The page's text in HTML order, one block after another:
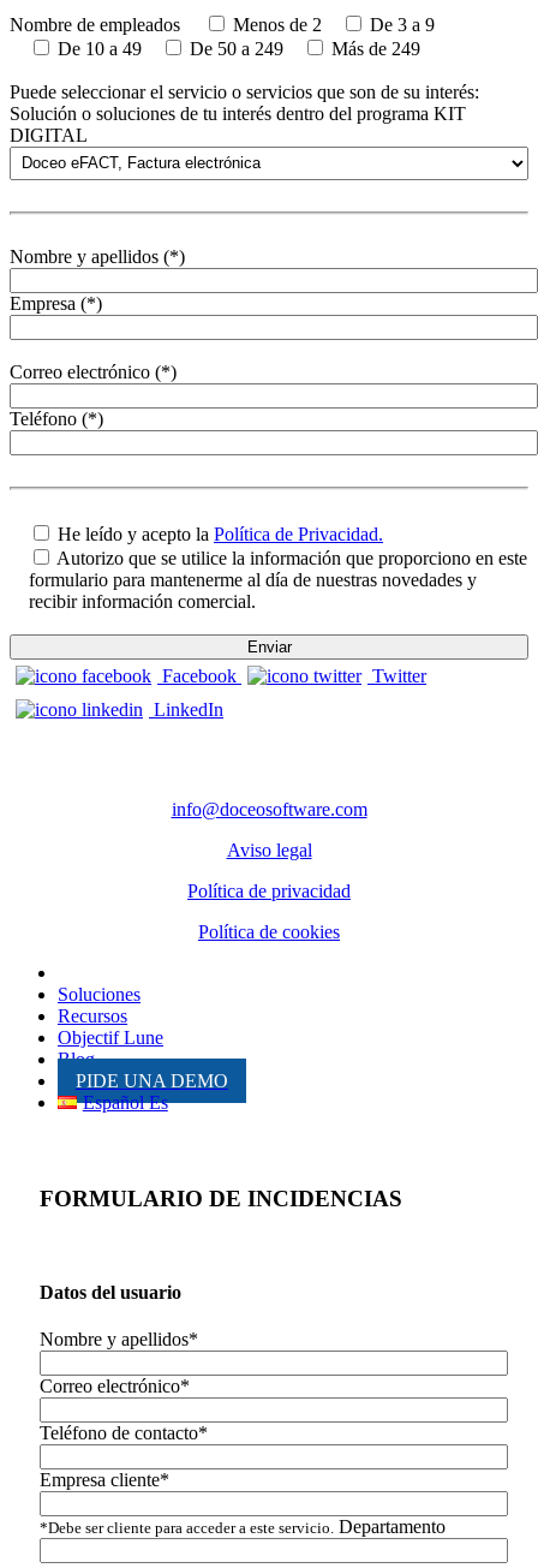
Nombre de empleados Menos de 2
De 3 a 9
De 10 a 49
De 50 a 249 Más de 249
Puede seleccionar el servicio o servicios que son de su interés:
Solución o soluciones de tu interés dentro del programa KIT
DIGITAL
Nombre y apellidos (*)
Empresa (*)
Correo electrónico (*)
Teléfono (*)
He leído y acepto la Política de Privacidad.
Autorizo que se utilice la información que proporciono en este
formulario para mantenerme al día de nuestras novedades y
recibir información comercial.
Facebook
Twitter
LinkedIn
info@doceosoftware.com
Aviso legal
Política de privacidad
Política de cookies
Soluciones
Recursos
Objectif Lune
Blog
PIDE UNA DEMO
Español Es
FORMULARIO DE INCIDENCIAS
Datos del usuario
Nombre y apellidos*
Correo electrónico*
Teléfono de contacto*
Empresa cliente*
*Debe ser cliente para acceder a este servicio. Departamento